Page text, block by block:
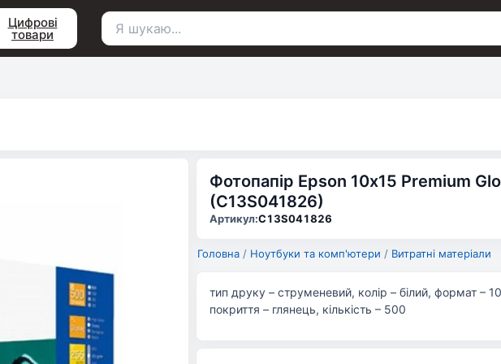
Цифрові
товари
Пошук
Фотопапір Epson 10х15 Premium
(C13S041826)
Артикул:C13S041826
Головна / Ноутбуки та комп'ютери / Витратні матеріали
тип друку – струменевий, колір – білий, формат –
покриття – глянець, кількість – 500